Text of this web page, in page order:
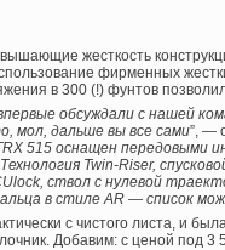
жесткость
фирменных
в 300 (!) фунтов
обсуждали с нашей
мол, дальше вы все сами”, —
515 оснащен передовыми
Twin-Riser,
ствол с нулевой
в стиле AR — список
с чистого листа, и
Добавим: с ценой под 3